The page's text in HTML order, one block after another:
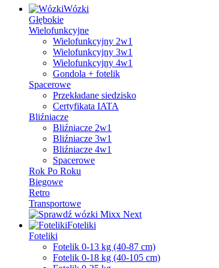
Wózki
Głębokie
Wielofunkcyjne
Wielofunkcyjny 2w1
Wielofunkcyjny 3w1
Wielofunkcyjny 4w1
Gondola + fotelik
Spacerowe
Przekładane siedzisko
Certyfikata IATA
Bliźniacze
Bliźniacze 2w1
Bliźniacze 3w1
Bliźniacze 4w1
Spacerowe
Rok Po Roku
Biegowe
Retro
Transportowe
Foteliki
Foteliki
Fotelik 0-13 kg (40-87 cm)
Fotelik 0-18 kg (40-105 cm)